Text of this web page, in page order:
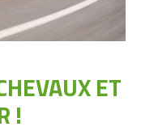
ET
!